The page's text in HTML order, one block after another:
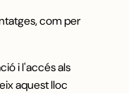
com per
i l'accés als
aquest lloc